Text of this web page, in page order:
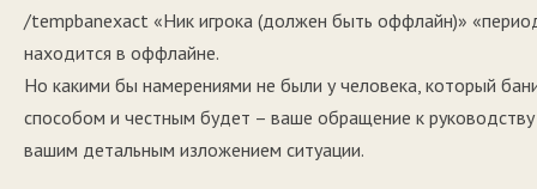
/tempbanexact «Ник игрока (должен быть оффлайн)»
находится в оффлайне.
Но какими бы намерениями не были у человека, который
способом и честным будет – ваше обращение к
вашим детальным изложением ситуации.